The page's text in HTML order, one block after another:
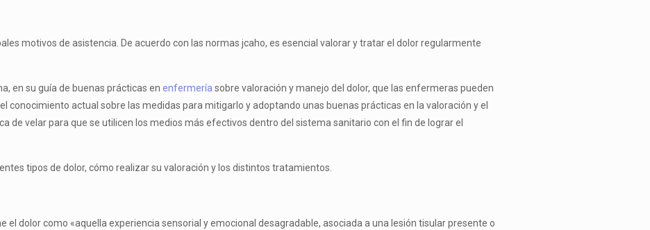
motivos de asistencia. De acuerdo con las normas jcaho, es esencial valorar y tratar el dolor regularmente
en su guía de buenas prácticas en enfermería sobre valoración y manejo del dolor, que las en­fermeras pueden
actual sobre las medidas para mitigarlo y adoptando unas buenas prácticas en la valoración y el
de velar para que se utilicen los medios más efectivos dentro del sistema sanitario con el fin de lograr el
tipos de do­lor, cómo realizar su valoración y los distintos tratamientos.
el dolor como «aquella experiencia sensorial y emocional desagradable, asociada a una lesión tisular presente o